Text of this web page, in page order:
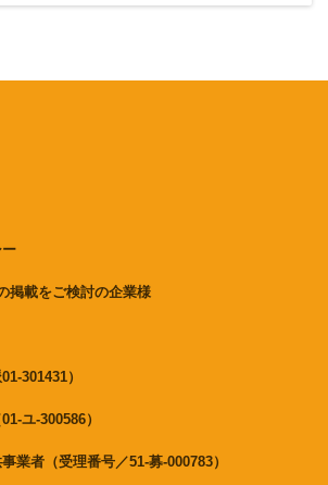
掲載をご検討の企業様
301431）
ユ-300586）
業者（受理番号／51-募-000783）